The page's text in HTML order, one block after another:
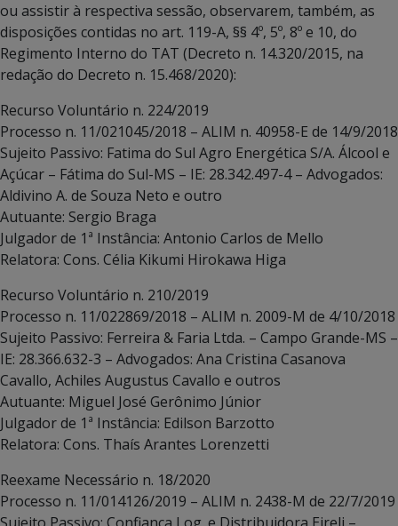
ou assistir à respectiva sessão, observarem, também, as
disposições contidas no art. 119-A, §§ 4º, 5º, 8º e 10, do
Regimento Interno do TAT (Decreto n. 14.320/2015, na
redação do Decreto n. 15.468/2020):
Recurso Voluntário n. 224/2019
Processo n. 11/021045/2018 – ALIM n. 40958-E de 14/9/2018
Sujeito Passivo: Fatima do Sul Agro Energética S/A. Álcool e
Açúcar – Fátima do Sul-MS – IE: 28.342.497-4 – Advogados:
Aldivino A. de Souza Neto e outro
Autuante: Sergio Braga
Julgador de 1ª Instância: Antonio Carlos de Mello
Relatora: Cons. Célia Kikumi Hirokawa Higa
Recurso Voluntário n. 210/2019
Processo n. 11/022869/2018 – ALIM n. 2009-M de 4/10/2018
Sujeito Passivo: Ferreira & Faria Ltda. – Campo Grande-MS –
IE: 28.366.632-3 – Advogados: Ana Cristina Casanova
Cavallo, Achiles Augustus Cavallo e outros
Autuante: Miguel José Gerônimo Júnior
Julgador de 1ª Instância: Edilson Barzotto
Relatora: Cons. Thaís Arantes Lorenzetti
Reexame Necessário n. 18/2020
Processo n. 11/014126/2019 – ALIM n. 2438-M de 22/7/2019